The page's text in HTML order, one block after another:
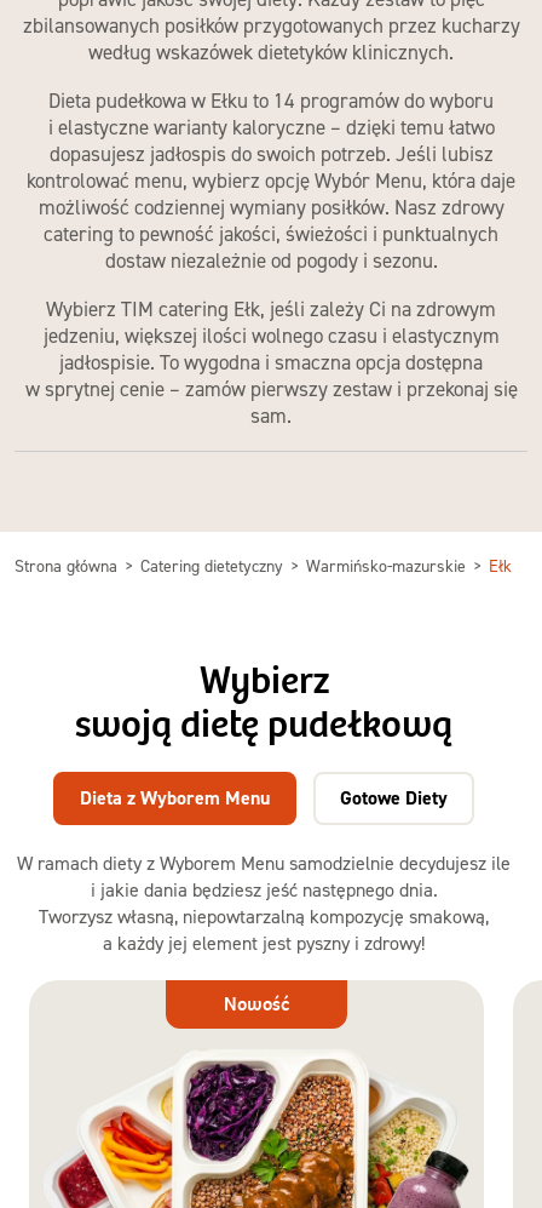
zbilansowanych posiłków przygotowanych przez kucharzy
według wskazówek dietetyków klinicznych.
Dieta pudełkowa w Ełku to 14 programów do wyboru
i elastyczne warianty kaloryczne – dzięki temu łatwo
dopasujesz jadłospis do swoich potrzeb. Jeśli lubisz
kontrolować menu, wybierz opcję Wybór Menu, która daje
możliwość codziennej wymiany posiłków. Nasz zdrowy
catering to pewność jakości, świeżości i punktualnych
dostaw niezależnie od pogody i sezonu.
Wybierz TIM catering Ełk, jeśli zależy Ci na zdrowym
jedzeniu, większej ilości wolnego czasu i elastycznym
jadłospisie. To wygodna i smaczna opcja dostępna
w sprytnej cenie– zamów pierwszy zestaw i przekonaj się
sam.
Strona główna Catering dietetyczny Warmińsko-mazurskie Ełk
Wybierz
swoją dietę pudełkową
W ramach diety z Wyborem Menu samodzielnie decydujesz ile
i jakie dania będziesz jeść następnego dnia.
Tworzysz własną, niepowtarzalną kompozycję smakową,
a każdy jej element jest pyszny i zdrowy!
Dieta z Wyborem Menu Gotowe Diety
Dieta
Nowość